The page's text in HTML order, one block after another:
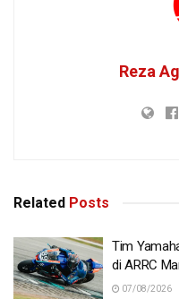
Reza
Related Posts
Tim
di ARRC
07/08/2026